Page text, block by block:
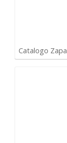
Catalogo